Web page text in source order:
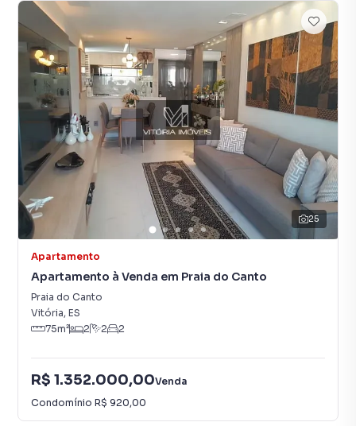
25
Apartamento
Apartamento à Venda em Praia do Canto
Praia do Canto
Vitória, ES
75m² 2 2 2
R$ 1.352.000,00Venda
Condomínio R$ 920,00